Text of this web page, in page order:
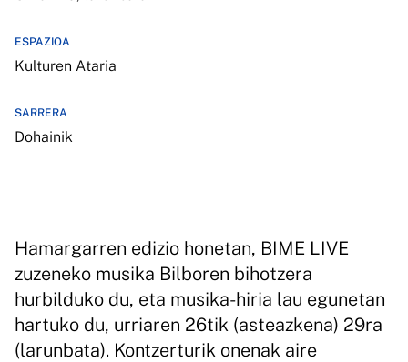
ESPAZIOA
Kulturen Ataria
SARRERA
Dohainik
Hamargarren edizio honetan, BIME LIVE
zuzeneko musika Bilboren bihotzera
hurbilduko du, eta musika-hiria lau egunetan
hartuko du, urriaren 26tik (asteazkena) 29ra
(larunbata). Kontzerturik onenak aire